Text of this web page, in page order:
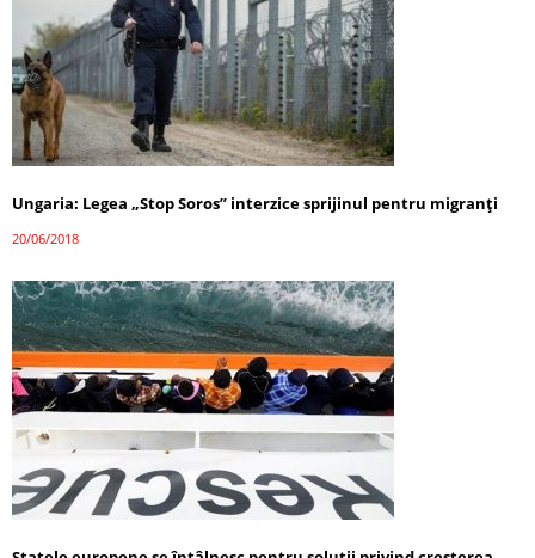
Ungaria: Legea „Stop Soros” interzice sprijinul pentru migranți
20/06/2018